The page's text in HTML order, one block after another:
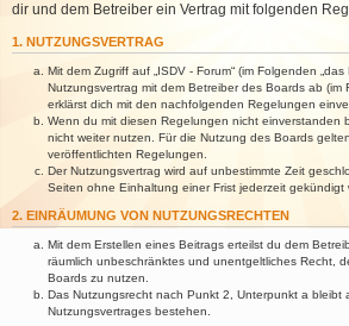
dir und dem Betreiber ein Vertrag mit folgenden
1. NUTZUNGSVERTRAG
Mit dem Zugriff auf „ISDV - Forum“ (im Folgenden
Nutzungsvertrag mit dem Betreiber des Boards ab (im
erklärst dich mit den nachfolgenden Regelungen
Wenn du mit diesen Regelungen nicht einverstanden
nicht weiter nutzen. Für die Nutzung des Boards
veröffentlichten Regelungen.
Der Nutzungsvertrag wird auf unbestimmte Zeit
Seiten ohne Einhaltung einer Frist jederzeit gekündigt
2. EINRÄUMUNG VON NUTZUNGSRECHTEN
Mit dem Erstellen eines Beitrags erteilst du dem
räumlich unbeschränktes und unentgeltliches Recht,
Boards zu nutzen.
Das Nutzungsrecht nach Punkt 2, Unterpunkt a bleibt
Nutzungsvertrages bestehen.